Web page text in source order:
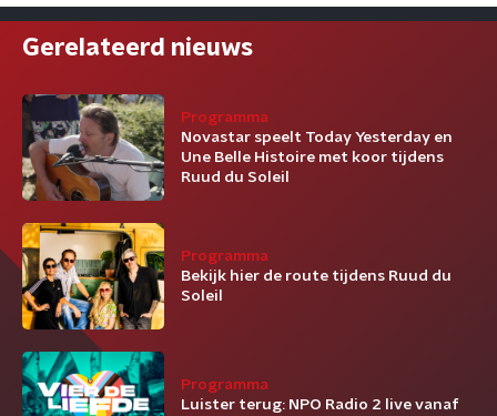
Gerelateerd nieuws
Programma
Novastar speelt Today Yesterday en
Une Belle Histoire met koor tijdens
Ruud du Soleil
Programma
Bekijk hier de route tijdens Ruud du
Soleil
Programma
Luister terug: NPO Radio 2 live vanaf